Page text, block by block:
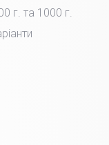
г. та 1000 г.